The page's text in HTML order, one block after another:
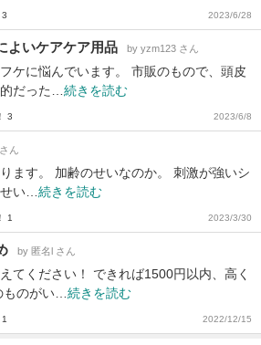
3 2023/6/28
よいケアケア用品 by yzm123 さん
ケに悩んでいます。 市販のもので、頭皮
だった… 続きを読む
3 2023/6/8
ん
ます。 加齢のせいなのか。 刺激が強いシ
い… 続きを読む
1 2023/3/30
by 匿名l さん
てください！ できれば1500円以内、高く
のがい… 続きを読む
2022/12/15